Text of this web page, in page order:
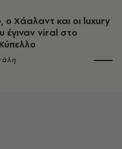
ο Χάαλαντ και οι luxury
έγιναν viral στο